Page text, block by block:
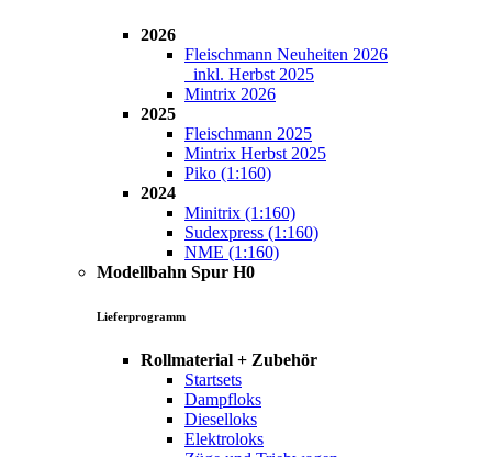
2026
Fleischmann Neuheiten 2026
inkl. Herbst 2025
Mintrix 2026
2025
Fleischmann 2025
Mintrix Herbst 2025
Piko (1:160)
2024
Minitrix (1:160)
Sudexpress (1:160)
NME (1:160)
Modellbahn Spur H0
Lieferprogramm
Rollmaterial + Zubehör
Startsets
Dampfloks
Dieselloks
Elektroloks